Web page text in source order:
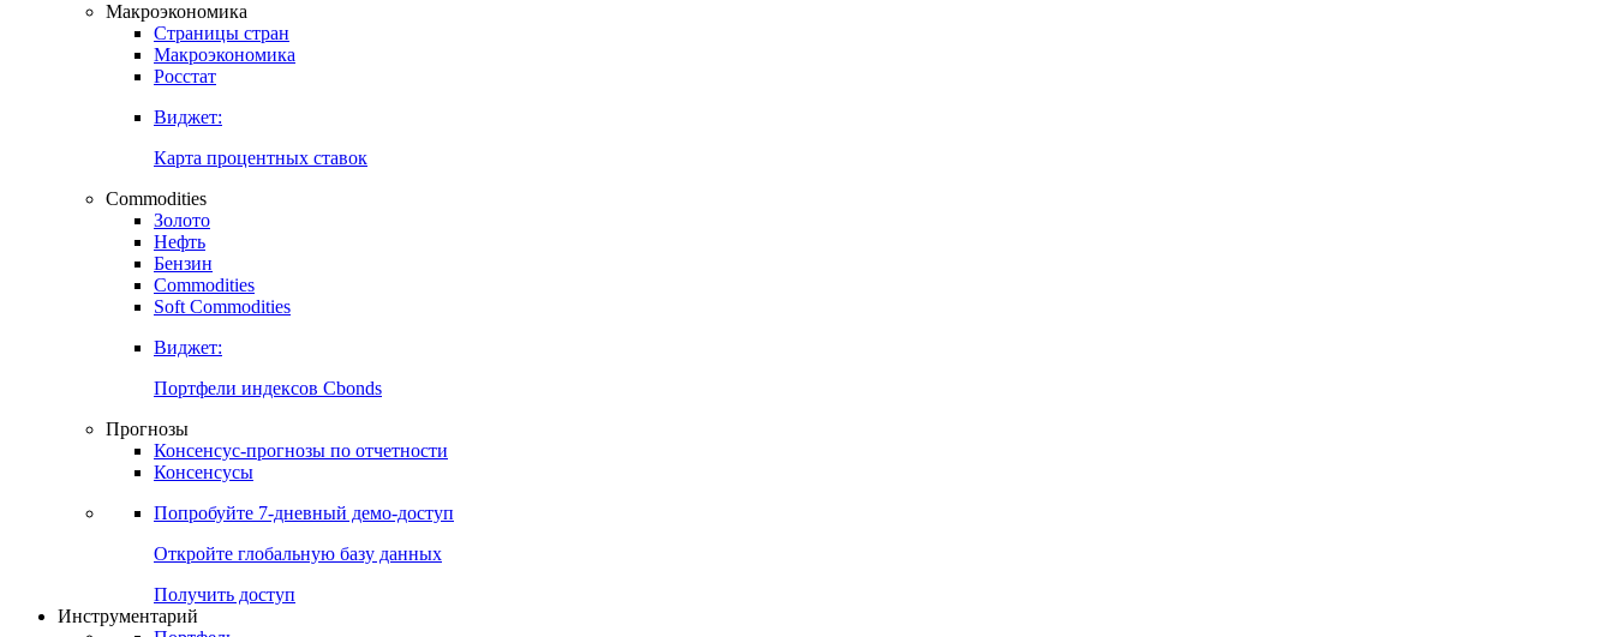
Макроэкономика
Страницы стран
Макроэкономика
Росстат
Виджет:
Карта процентных ставок
Commodities
Золото
Нефть
Бензин
Commodities
Soft Commodities
Виджет:
Портфели индексов Cbonds
Прогнозы
Консенсус-прогнозы по отчетности
Консенсусы
Попробуйте 7-дневный демо-доступ
Откройте глобальную базу данных
Получить доступ
Инструментарий